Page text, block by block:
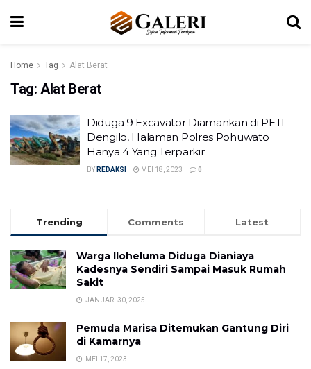
Home Tag Alat Berat
Tag: Alat Berat
Diduga 9 Excavator Diamankan di PETI
Dengilo, Halaman Polres Pohuwato
Hanya 4 Yang Terparkir
BY REDAKSI MEI 18, 2023 0
Trending Comments Latest
Warga Iloheluma Diduga Dianiaya
Kadesnya Sendiri Sampai Masuk Rumah
Sakit
JANUARI 30, 2025
Pemuda Marisa Ditemukan Gantung Diri
di Kamarnya
MEI 17, 2023